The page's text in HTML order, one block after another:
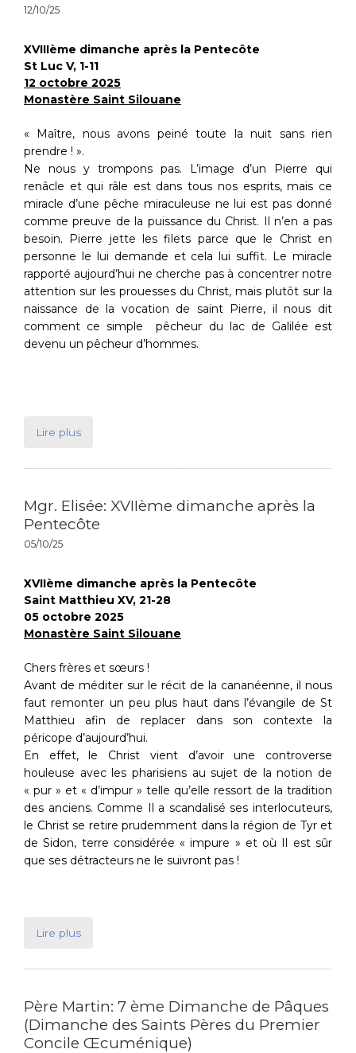
12/10/25
XVIIIème dimanche après la Pentecôte
St Luc V, 1-11
12 octobre 2025
Monastère Saint Silouane
« Maître, nous avons peiné toute la nuit sans rien
prendre ! ».
Ne nous y trompons pas. L’image d’un Pierre qui
renâcle et qui râle est dans tous nos esprits, mais ce
miracle d’une pêche miraculeuse ne lui est pas donné
comme preuve de la puissance du Christ. Il n’en a pas
besoin. Pierre jette les filets parce que le Christ en
personne le lui demande et cela lui suffit. Le miracle
rapporté aujourd’hui ne cherche pas à concentrer notre
attention sur les prouesses du Christ, mais plutôt sur la
naissance de la vocation de saint Pierre, il nous dit
comment ce simple pêcheur du lac de Galilée est
devenu un pêcheur d’hommes.
Lire plus
Mgr. Elisée: XVIIème dimanche après la
Pentecôte
05/10/25
XVIIème dimanche après la Pentecôte
Saint Matthieu XV, 21-28
05 octobre 2025
Monastère Saint Silouane
Chers frères et sœurs !
Avant de méditer sur le récit de la cananéenne, il nous
faut remonter un peu plus haut dans l’évangile de St
Matthieu afin de replacer dans son contexte la
péricope d’aujourd’hui.
En effet, le Christ vient d’avoir une controverse
houleuse avec les pharisiens au sujet de la notion de
« pur » et « d’impur » telle qu’elle ressort de la tradition
des anciens. Comme Il a scandalisé ses interlocuteurs,
le Christ se retire prudemment dans la région de Tyr et
de Sidon, terre considérée « impure » et où Il est sûr
que ses détracteurs ne le suivront pas !
Lire plus
Père Martin: 7 ème Dimanche de Pâques
(Dimanche des Saints Pères du Premier
Concile Œcuménique)